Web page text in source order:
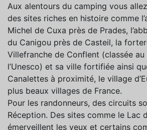
Aux alentours du camping vous
des sites riches en histoire comme
Michel de Cuxa près de Prades,
du Canigou près de Casteil, la
Villefranche de Conflent (classée
l’Unesco) et sa ville fortifiée ainsi
Canalettes à proximité, le village
plus beaux villages de France.
Pour les randonneurs, des circuits
Réception. Des sites comme le Lac
émerveillent les yeux et certains